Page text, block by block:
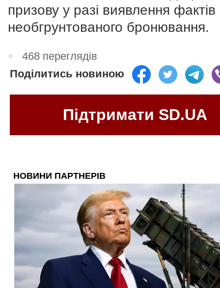
призову у разі виявлення фактів
необгрунтованого бронювання.
468 переглядів
Поділитись новиною
Підтримати SD.UA